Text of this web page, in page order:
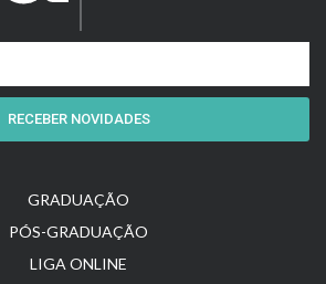
RECEBER NOVIDADES
GRADUAÇÃO
PÓS-GRADUAÇÃO
LIGA ONLINE